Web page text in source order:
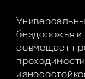
бездорожья и
совмещает